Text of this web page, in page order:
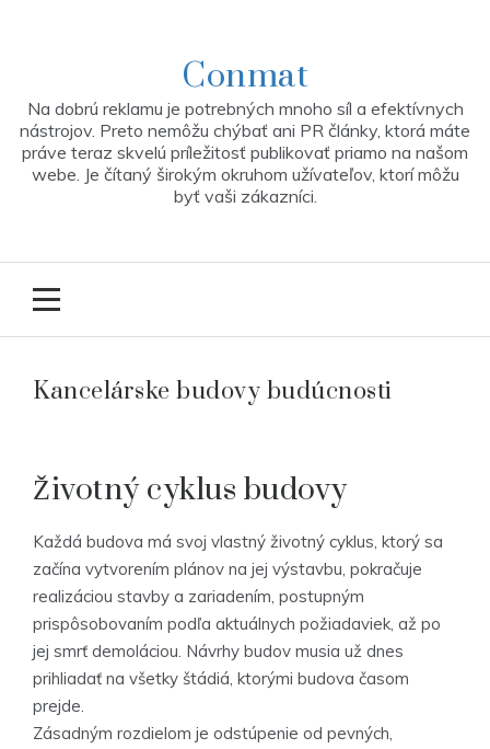
Conmat
Na dobrú reklamu je potrebných mnoho síl a efektívnych
nástrojov. Preto nemôžu chýbať ani PR články, ktorá máte
práve teraz skvelú príležitosť publikovať priamo na našom
webe. Je čítaný širokým okruhom užívateľov, ktorí môžu
byť vaši zákazníci.
Kancelárske budovy budúcnosti
Životný cyklus budovy
Každá budova má svoj vlastný životný cyklus, ktorý sa
začína vytvorením plánov na jej výstavbu, pokračuje
realizáciou stavby a zariadením, postupným
prispôsobovaním podľa aktuálnych požiadaviek, až po
jej smrť demoláciou. Návrhy budov musia už dnes
prihliadať na všetky štádiá, ktorými budova časom
prejde.
Zásadným rozdielom je odstúpenie od pevných,